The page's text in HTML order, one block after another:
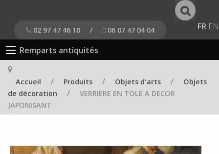
02 97 47 46 10 / 06 07 47 04 04 FR EN
Remparts antiquités
Accueil / Produits / Objets d'arts /
Objets
de décoration
/
VERRIERE EN TOLE A DECOR
JAPONISANT